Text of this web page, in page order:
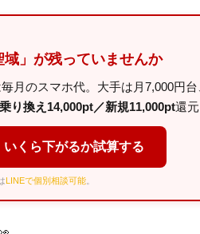
」が残っていませんか
月のスマホ代。大手は月7,000円
乗り換え14,000pt／新規11,000pt還元
いくら下がるか試算する
LINEで個別相談可能